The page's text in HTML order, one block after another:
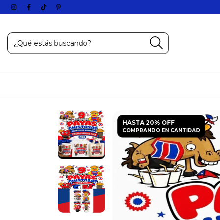
HASTA 20% OFF
COMPRANDO EN CANTIDAD